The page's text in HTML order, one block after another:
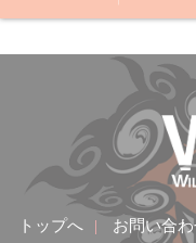
トップへ | お問い合